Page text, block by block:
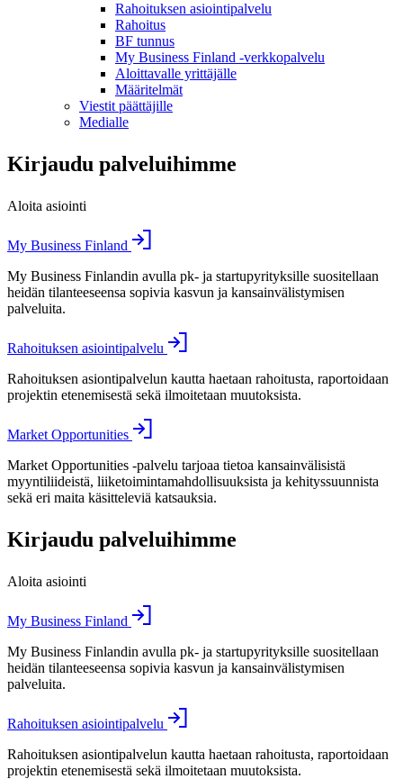
Rahoituksen asiointipalvelu
Rahoitus
BF tunnus
My Business Finland -verkkopalvelu
Aloittavalle yrittäjälle
Määritelmät
Viestit päättäjille
Medialle
Kirjaudu palveluihimme
Aloita asiointi
My Business Finland
My Business Finlandin avulla pk- ja startupyrityksille suositellaan
heidän tilanteeseensa sopivia kasvun ja kansainvälistymisen
palveluita.
Rahoituksen asiointipalvelu
Rahoituksen asiontipalvelun kautta haetaan rahoitusta, raportoidaan
projektin etenemisestä sekä ilmoitetaan muutoksista.
Market Opportunities
Market Opportunities -palvelu tarjoaa tietoa kansainvälisistä
myyntiliideistä, liiketoimintamahdollisuuksista ja kehityssuunnista
sekä eri maita käsitteleviä katsauksia.
Kirjaudu palveluihimme
Aloita asiointi
My Business Finland
My Business Finlandin avulla pk- ja startupyrityksille suositellaan
heidän tilanteeseensa sopivia kasvun ja kansainvälistymisen
palveluita.
Rahoituksen asiointipalvelu
Rahoituksen asiontipalvelun kautta haetaan rahoitusta, raportoidaan
projektin etenemisestä sekä ilmoitetaan muutoksista.